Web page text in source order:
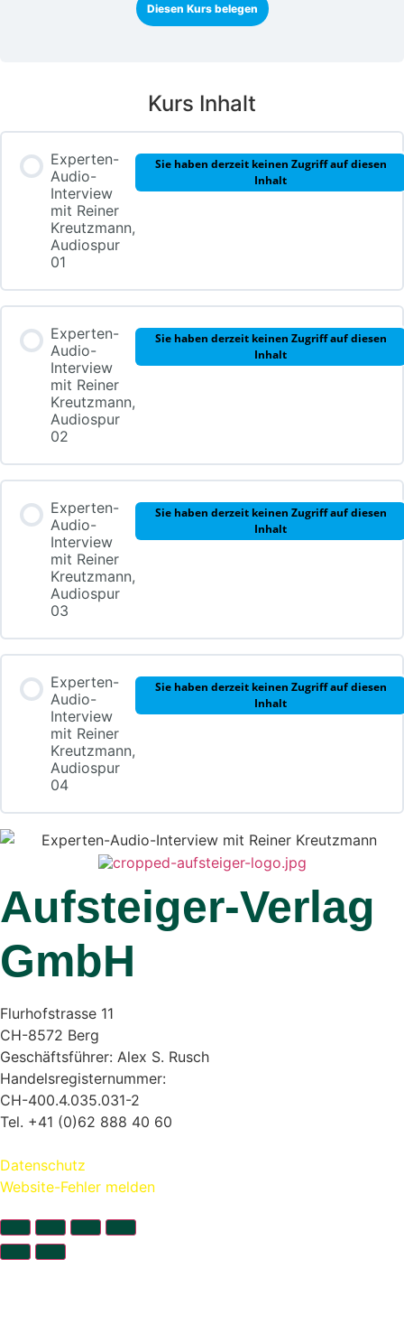
Diesen Kurs belegen
Kurs Inhalt
Experten-
Audio-
Interview
mit Reiner
Kreutzmann,
Audiospur
01
Sie haben derzeit keinen Zugriff auf diesen
Inhalt
Experten-
Audio-
Interview
mit Reiner
Kreutzmann,
Audiospur
02
Sie haben derzeit keinen Zugriff auf diesen
Inhalt
Experten-
Audio-
Interview
mit Reiner
Kreutzmann,
Audiospur
03
Sie haben derzeit keinen Zugriff auf diesen
Inhalt
Experten-
Audio-
Interview
mit Reiner
Kreutzmann,
Audiospur
04
Sie haben derzeit keinen Zugriff auf diesen
Inhalt
Aufsteiger-Verlag
GmbH
Flurhofstrasse 11
CH-8572 Berg
Geschäftsführer: Alex S. Rusch
Handelsregisternummer:
CH-400.4.035.031-2
Tel. +41 (0)62 888 40 60
Datenschutz
Website-Fehler melden